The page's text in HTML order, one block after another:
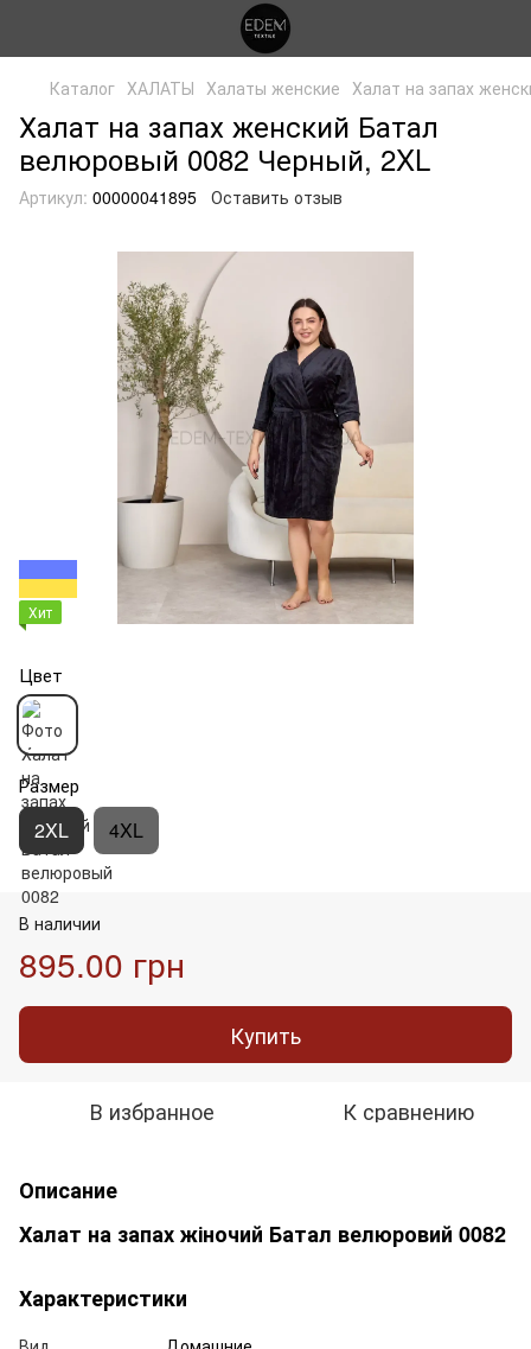
Каталог ХАЛАТЫ Халаты женские Халат на запах
Халат на запах женский Батал
велюровый 0082 Черный, 2XL
Артикул: 00000041895 Оставить отзыв
Хит
Цвет
Размер
2XL 4XL
В наличии
895.00 грн
Купить
В избранное К сравнению
Описание
Халат на запах жіночий Батал велюровий 0082
Характеристики